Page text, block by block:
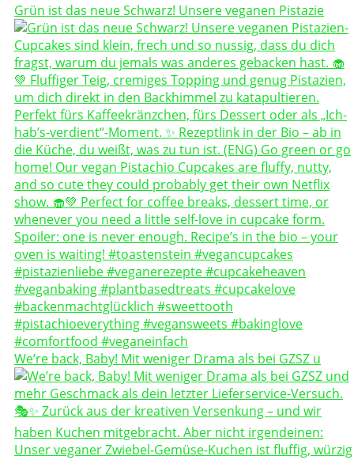
Grün ist das neue Schwarz! Unsere veganen Pistazie
We’re back, Baby! Mit weniger Drama als bei GZSZ u